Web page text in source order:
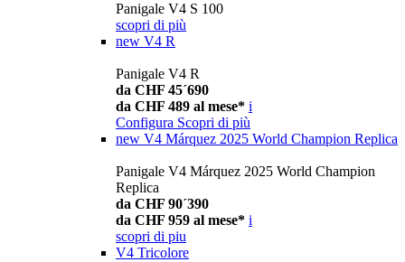
Panigale V4 S 100
scopri di più
new V4 R
Panigale V4 R
da CHF 45´690
da CHF 489 al mese* i
Configura Scopri di più
new V4 Márquez 2025 World Champion Replica
Panigale V4 Márquez 2025 World Champion
Replica
da CHF 90´390
da CHF 959 al mese* i
scopri di piu
V4 Tricolore